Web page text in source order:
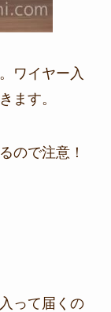
ワイヤー入
ます。
ので注意！
って届くの